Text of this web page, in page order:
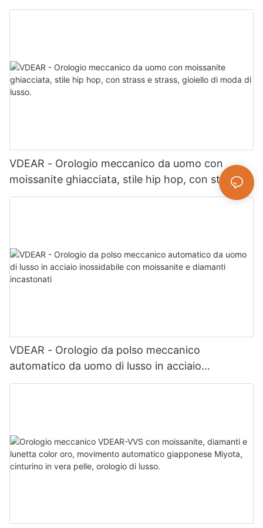
quarzo semplice e versatile, Relogio Masculino
VDEAR - Orologio meccanico da uomo con
moissanite ghiacciata, stile hip hop, con strass e
strass, gioiello di moda di lusso.
VDEAR - Orologio da polso meccanico
automatico da uomo di lusso in acciaio
inossidabile con moissanite e diamanti